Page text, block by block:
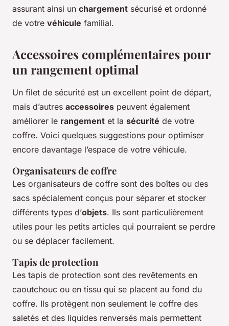
assurant ainsi un chargement sécurisé et ordonné
de votre véhicule familial.
Accessoires complémentaires pour
un rangement optimal
Un filet de sécurité est un excellent point de départ,
mais d’autres accessoires peuvent également
améliorer le rangement et la sécurité de votre
coffre. Voici quelques suggestions pour optimiser
encore davantage l’espace de votre véhicule.
Organisateurs de coffre
Les organisateurs de coffre sont des boîtes ou des
sacs spécialement conçus pour séparer et stocker
différents types d’objets. Ils sont particulièrement
utiles pour les petits articles qui pourraient se perdre
ou se déplacer facilement.
Tapis de protection
Les tapis de protection sont des revêtements en
caoutchouc ou en tissu qui se placent au fond du
coffre. Ils protègent non seulement le coffre des
saletés et des liquides renversés mais permettent